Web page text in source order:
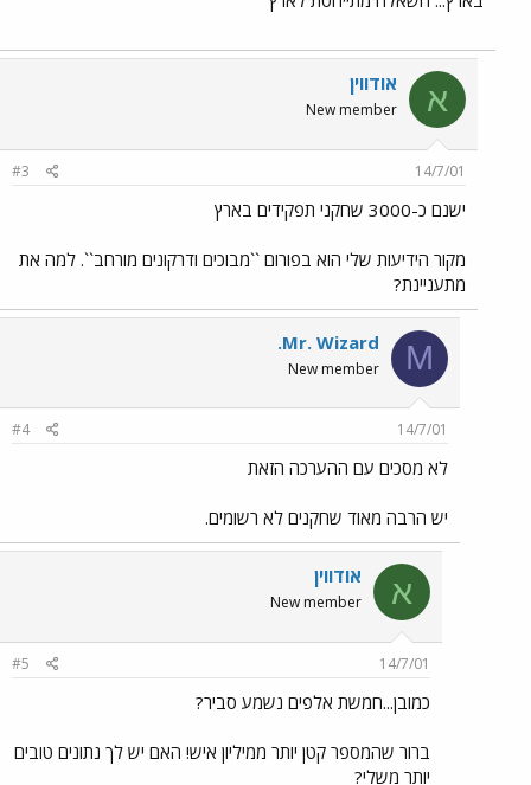
א אודווין
New member
14/7/01
#3
ישנם כ-3000 שחקני תפקידים בארץ
מקור הידיעות שלי הוא בפורום ``מבוכים ודרקונים מורחב``. למה את
מתעניינת?
M
.Mr. Wizard
New member
14/7/01
#4
לא מסכים עם ההערכה הזאת
יש הרבה מאוד שחקנים לא רשומים.
א אודווין
New member
14/7/01
#5
כמובן...חמשת אלפים נשמע סביר?
ברור שהמספר קטן יותר ממיליון איש! האם יש לך נתונים טובים
יותר משלי?